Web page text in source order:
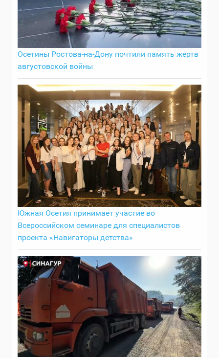
Осетины Ростова-на-Дону почтили память жертв
августовской войны
Южная Осетия принимает участие во
Всероссийском семинаре для специалистов
проекта «Навигаторы детства»